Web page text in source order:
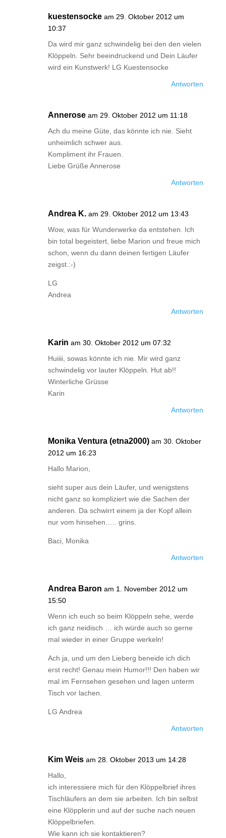
kuestensocke am 29. Oktober 2012 um
10:37
Da wird mir ganz schwindelig bei den den vielen
Klöppeln. Sehr beeindruckend und Dein Läufer
wird ein Kunstwerk! LG Kuestensocke
Antworten
Annerose am 29. Oktober 2012 um 11:18
Ach du meine Güte, das könnte ich nie. Sieht
unheimlich schwer aus.
Kompliment ihr Frauen.
Liebe Grüße Annerose
Antworten
Andrea K. am 29. Oktober 2012 um 13:43
Wow, was für Wunderwerke da entstehen. Ich
bin total begeistert, liebe Marion und freue mich
schon, wenn du dann deinen fertigen Läufer
zeigst.:-)
LG
Andrea
Antworten
Karin am 30. Oktober 2012 um 07:32
Huiiii, sowas könnte ich nie. Mir wird ganz
schwindelig vor lauter Klöppeln. Hut ab!!
Winterliche Grüsse
Karin
Antworten
Monika Ventura (etna2000) am 30. Oktober
2012 um 16:23
Hallo Marion,
sieht super aus dein Läufer, und wenigstens
nicht ganz so kompliziert wie die Sachen der
anderen. Da schwirrt einem ja der Kopf allein
nur vom hinsehen….. grins.
Baci, Monika
Antworten
Andrea Baron am 1. November 2012 um
15:50
Wenn ich euch so beim Klöppeln sehe, werde
ich ganz neidisch … ich würde auch so gerne
mal wieder in einer Gruppe werkeln!
Ach ja, und um den Lieberg beneide ich dich
erst recht! Genau mein Humor!!! Den haben wir
mal im Fernsehen gesehen und lagen unterm
Tisch vor lachen.
LG Andrea
Antworten
Kim Weis am 28. Oktober 2013 um 14:28
Hallo,
ich interessiere mich für den Klöppelbrief ihres
Tischläufers an dem sie arbeiten. Ich bin selbst
eine Klöpplerin und auf der suche nach neuen
Klöppelbriefen.
Wie kann ich sie kontaktieren?